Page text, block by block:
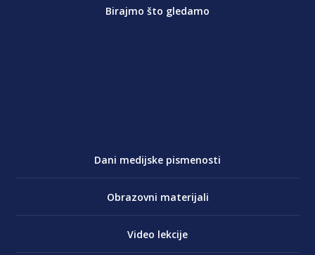
Birajmo što gledamo
Dani medijske pismenosti
Obrazovni materijali
Video lekcije